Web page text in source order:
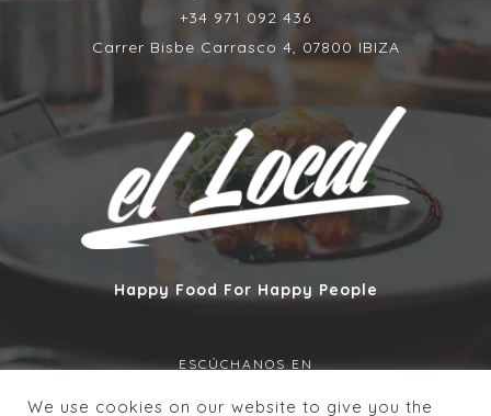
+34 971 092 436
Carrer Bisbe Carrasco 4, 07800 IBIZA
Happy Food For Happy People
ESCÚCHANOS EN
We use cookies on our website to give you the